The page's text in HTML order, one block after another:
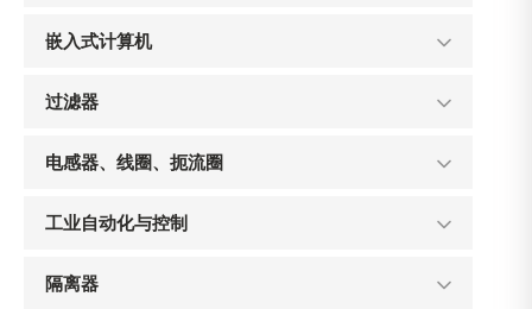
嵌入式计算机
过滤器
电感器、线圈、扼流圈
工业自动化与控制
隔离器